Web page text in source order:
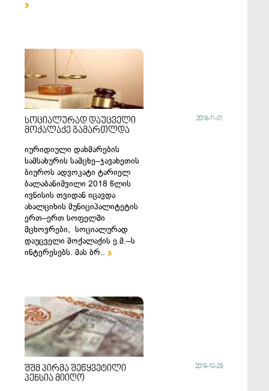

სოციალურად დაუცველი
მოქალაქე გამართლდა
იურიდიული დახმარების
სამსახურის სამცხე–ჯავახეთის
ბიუროს ადვოკატი ტარიელ
ბალაბანიშვილი 2018 წლის
ივნისის თვიდან იცავდა
ახალციხის მუნიციპალიტეტის
ერთ–ერთ სოფელში
მცხოვრები, სოციალურად
დაუცველი მოქალაქის ე.მ.–ს
ინტერესებს. მას ბრ..
2018-11-01
შშმ პირმა შეწყვეტილი
პენსია მიიღო
2018-10-29